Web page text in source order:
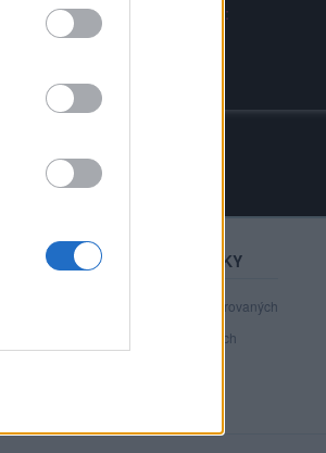
Říká o mně:
STATISTIKY
registrovaných
přihlášených